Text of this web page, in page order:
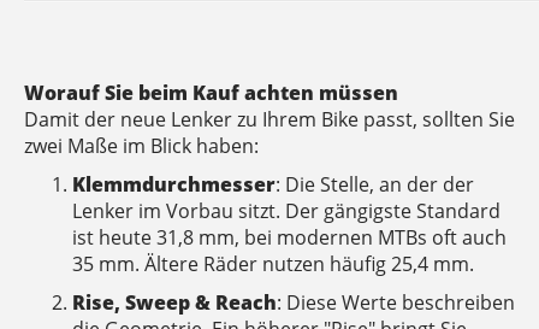
Worauf Sie beim Kauf achten müssen
Damit der neue Lenker zu Ihrem Bike passt, sollten Sie
zwei Maße im Blick haben:
Klemmdurchmesser: Die Stelle, an der der
Lenker im Vorbau sitzt. Der gängigste Standard
ist heute 31,8 mm, bei modernen MTBs oft auch
35 mm. Ältere Räder nutzen häufig 25,4 mm.
Rise, Sweep & Reach: Diese Werte beschreiben